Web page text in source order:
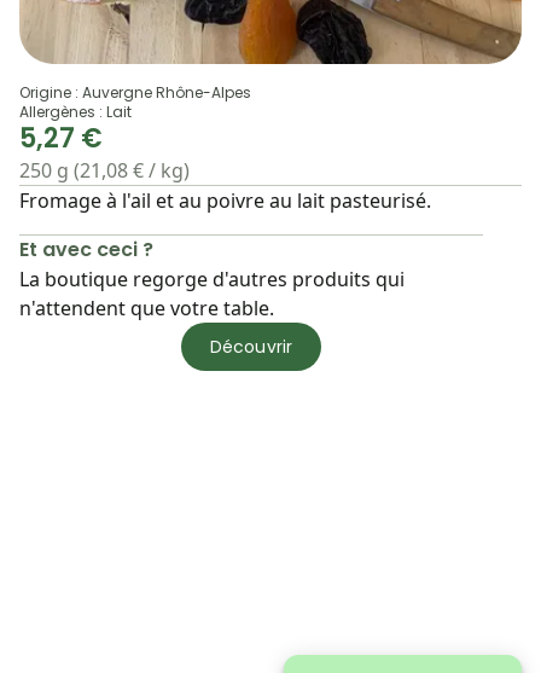
Origine : Auvergne Rhône-Alpes
Allergènes : Lait
5,27 €
250 g (21,08 € / kg)
Fromage à l'ail et au poivre au lait pasteurisé.
Et avec ceci ?
La boutique regorge d'autres produits qui
n'attendent que votre table.
Découvrir